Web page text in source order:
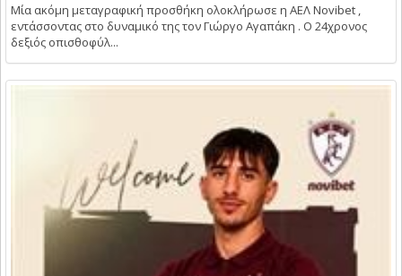
Μία ακόμη μεταγραφική προσθήκη ολοκλήρωσε η ΑΕΛ Novibet ,
εντάσσοντας στο δυναμικό της τον Γιώργο Αγαπάκη . Ο 24χρονος
δεξιός οπισθοφύλ...